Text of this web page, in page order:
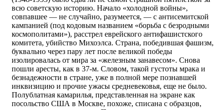
всю советскую историю. Начало «холодной войны»,
совпавшее — не случайно, разумеется, — с антисемитской
кампанией (под кодовым названием «борьба с безродными
космополитами»), расстрел еврейского антифашистского
комитета, убийство Михоэлса. Страна, победившая фашизм,
буквально через пару лет после великой победы
изолировалась от мира за «железным занавесом». Снова
пошли аресты, как в 37-м. Словом, такой густоты мрака и
безнадежности в стране, уже в полной мере познавшей
инквизицию и прочие ужасы средневековья, еще не было.
Полублатная камарилья, представленная на экране как
посольство США в Москве, похоже, списана с образцов,